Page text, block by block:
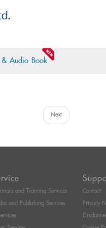
Audio Book
Next
and Training Services
and Publishing Services
Contact
Privacy